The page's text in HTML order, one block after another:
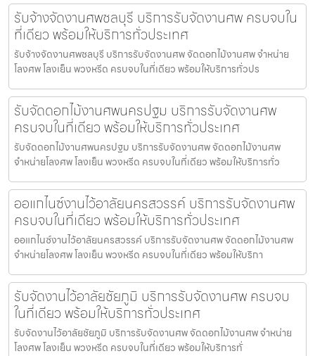
รับจ้างจัดงานศพชลบุรี บริการรับจัดงานศพ ครบจบใน
ที่เดียว พร้อมให้บริการทั่วประเทศ
รับจ้างจัดงานศพชลบุรี บริการรับจัดงานศพ จัดดอกไม้งานศพ จำหน่าย
โลงศพ โลงเย็น พวงหรีด ครบจบในที่เดียว พร้อมให้บริการทั่วปร
รับจัดดอกไม้งานศพนครปฐม บริการรับจัดงานศพ
ครบจบในที่เดียว พร้อมให้บริการทั่วประเทศ
รับจัดดอกไม้งานศพนครปฐม บริการรับจัดงานศพ จัดดอกไม้งานศพ
จำหน่ายโลงศพ โลงเย็น พวงหรีด ครบจบในที่เดียว พร้อมให้บริการทั่ว
ออแกไนซ์งานไว้อาลัยนครสวรรค์ บริการรับจัดงานศพ
ครบจบในที่เดียว พร้อมให้บริการทั่วประเทศ
ออแกไนซ์งานไว้อาลัยนครสวรรค์ บริการรับจัดงานศพ จัดดอกไม้งานศพ
จำหน่ายโลงศพ โลงเย็น พวงหรีด ครบจบในที่เดียว พร้อมให้บริกา
รับจัดงานไว้อาลัยชัยภูมิ บริการรับจัดงานศพ ครบจบ
ในที่เดียว พร้อมให้บริการทั่วประเทศ
รับจัดงานไว้อาลัยชัยภูมิ บริการรับจัดงานศพ จัดดอกไม้งานศพ จำหน่าย
โลงศพ โลงเย็น พวงหรีด ครบจบในที่เดียว พร้อมให้บริการทั่